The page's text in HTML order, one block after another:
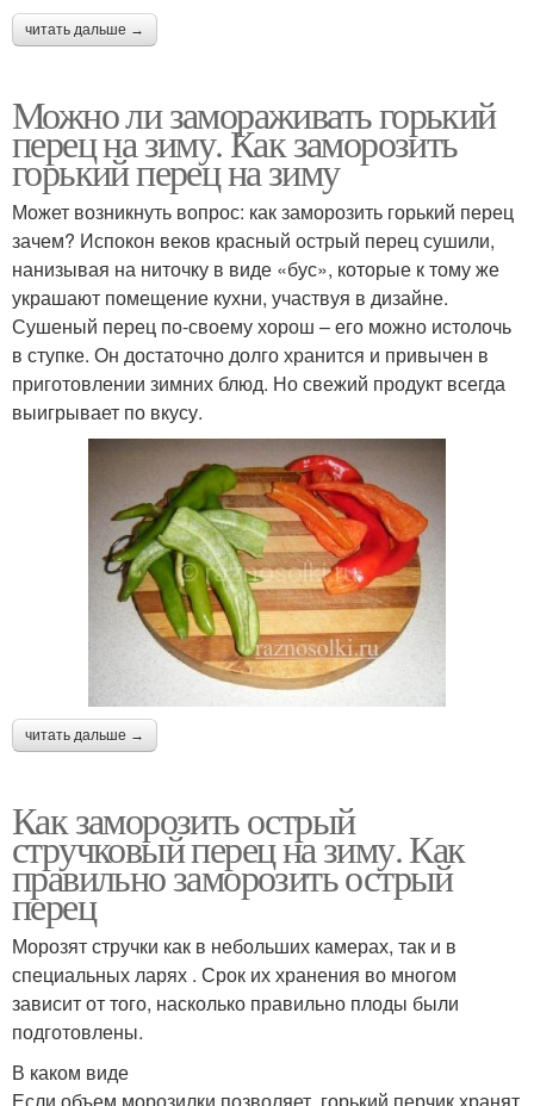
читать дальше →
Можно ли замораживать горький
перец на зиму. Как заморозить
горький перец на зиму
Может возникнуть вопрос: как заморозить горький перец
зачем? Испокон веков красный острый перец сушили,
нанизывая на ниточку в виде «бус», которые к тому же
украшают помещение кухни, участвуя в дизайне.
Сушеный перец по-своему хорош – его можно истолочь
в ступке. Он достаточно долго хранится и привычен в
приготовлении зимних блюд. Но свежий продукт всегда
выигрывает по вкусу.
читать дальше →
Как заморозить острый
стручковый перец на зиму. Как
правильно заморозить острый
перец
Морозят стручки как в небольших камерах, так и в
специальных ларях . Срок их хранения во многом
зависит от того, насколько правильно плоды были
подготовлены.
В каком виде